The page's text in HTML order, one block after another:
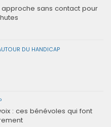
approche sans contact pour
DU HANDICAP
: ces bénévoles qui font